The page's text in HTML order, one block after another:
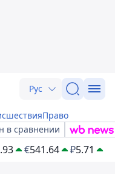
Рус
Право
в сравнении
€541.64 ₽5.71